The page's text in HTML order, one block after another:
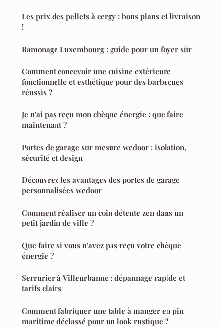
Les prix des pellets à cergy : bons plans et livraison
!
Ramonage Luxembourg : guide pour un foyer sûr
Comment concevoir une cuisine extérieure
fonctionnelle et esthétique pour des barbecues
réussis ?
Je n'ai pas reçu mon chèque énergie : que faire
maintenant ?
Portes de garage sur mesure wedoor : isolation,
sécurité et design
Découvrez les avantages des portes de garage
personnalisées wedoor
Comment réaliser un coin détente zen dans un
petit jardin de ville ?
Que faire si vous n'avez pas reçu votre chèque
énergie ?
Serrurier à Villeurbanne : dépannage rapide et
tarifs clairs
Comment fabriquer une table à manger en pin
maritime déclassé pour un look rustique ?